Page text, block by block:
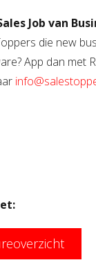
Job van
die new
? App dan met